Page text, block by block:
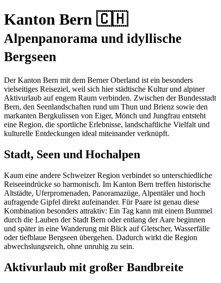
Kanton Bern 🇨🇭
Alpenpanorama und idyllische
Bergseen
Der Kanton Bern mit dem Berner Oberland ist ein besonders
vielseitiges Reiseziel, weil sich hier städtische Kultur und alpiner
Aktivurlaub auf engem Raum verbinden. Zwischen der Bundesstadt
Bern, den Seenlandschaften rund um Thun und Brienz sowie den
markanten Bergkulissen von Eiger, Mönch und Jungfrau entsteht
eine Region, die sportliche Erlebnisse, landschaftliche Vielfalt und
kulturelle Entdeckungen ideal miteinander verknüpft.
Stadt, Seen und Hochalpen
Kaum eine andere Schweizer Region verbindet so unterschiedliche
Reiseeindrücke so harmonisch. Im Kanton Bern treffen historische
Altstädte, Uferpromenaden, Panoramazüge, Alpentäler und hoch
aufragende Gipfel direkt aufeinander. Für Paare ist genau diese
Kombination besonders attraktiv: Ein Tag kann mit einem Bummel
durch die Lauben der Stadt Bern oder entlang der Aare beginnen
und später in eine Wanderung mit Blick auf Gletscher, Wasserfälle
oder tiefblaue Bergseen übergehen. Dadurch wirkt die Region
abwechslungsreich, ohne unruhig zu sein.
Aktivurlaub mit großer Bandbreite